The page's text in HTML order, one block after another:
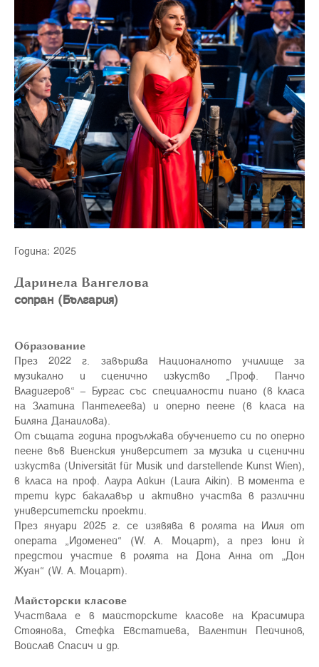
Година: 2025
Даринела Вангелова
сопран (България)
Образование
През 2022 г. завършва Националното училище за
музикално и сценично изкуство „Проф. Панчо
Владигеров“ – Бургас със специалности пиано (в класа
на Златина Пантелеева) и оперно пеене (в класа на
Биляна Данаилова).
От същата година продължава обучението си по оперно
пеене във Виенския университет за музика и сценични
изкуства (Universität für Musik und darstellende Kunst Wien),
в класа на проф. Лаура Айкин (Laura Aikin). В момента е
трети курс бакалавър и активно участва в различни
университетски проекти.
През януари 2025 г. се изявява в ролята на Илия от
операта „Идоменей“ (W. A. Моцарт), а през юни ѝ
предстои участие в ролята на Дона Анна от „Дон
Жуан“ (W. A. Моцарт).
Майсторски класове
Участвала е в майсторските класове на Красимира
Стоянова, Стефка Евстатиева, Валентин Пейчинов,
Войслав Спасич и др.